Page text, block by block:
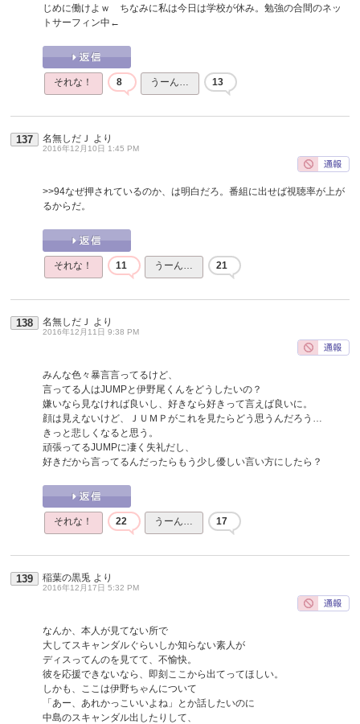
じめに働けよｗ ちなみに私は今日は学校が休み。勉強の合間のネッ
トサーフィン中←
それな！ 8 うーん… 13
137 名無しだＪ より
2016年12月10日 1:45 PM
>>94なぜ押されているのか、は明白だろ。番組に出せば視聴率が上が
るからだ。
それな！ 11 うーん… 21
138 名無しだＪ より
2016年12月11日 9:38 PM
みんな色々暴言言ってるけど、
言ってる人はJUMPと伊野尾くんをどうしたいの？
嫌いなら見なければ良いし、好きなら好きって言えば良いに。
顔は見えないけど、ＪＵＭＰがこれを見たらどう思うんだろう…
きっと悲しくなると思う。
頑張ってるJUMPに凄く失礼だし、
好きだから言ってるんだったらもう少し優しい言い方にしたら？
それな！ 22 うーん… 17
139 稲葉の黒兎 より
2016年12月17日 5:32 PM
なんか、本人が見てない所で
大してスキャンダルぐらいしか知らない素人が
ディスってんのを見てて、不愉快。
彼を応援できないなら、即刻ここから出てってほしい。
しかも、ここは伊野ちゃんについて
「あー、あれかっこいいよね」とか話したいのに
中島のスキャンダル出したりして、